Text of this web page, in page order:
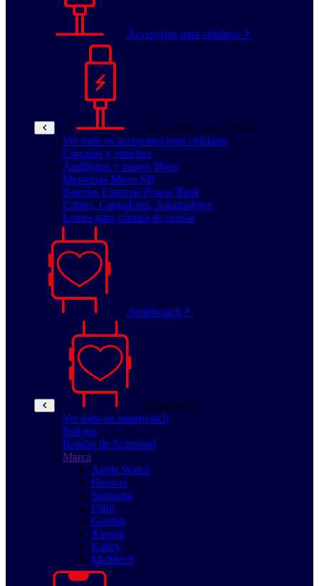
Accesorios para celulares
Accesorios para celulares
Ver todo en accesorios para celulares
Carcasas y estuches
Audífonos y manos libres
Memorias Micro SD
Baterías Externas Power Bank
Cables, Cargadores, Adaptadores
Lentes para cámara de celular
Smartwatch
Smartwatch
Ver todo en smartwatch
Relojes
Bandas de Actividad
Marca
Apple Watch
Huawei
Samsung
Fitbit
Garmin
Xiaomi
Kalley
Multitech